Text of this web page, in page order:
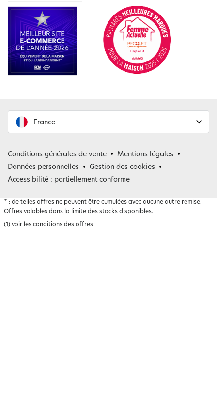
France
Belgique
Conditions générales de vente
Mentions légales
Données personnelles
Gestion des cookies
Accessibilité : partiellement conforme
* : de telles offres ne peuvent être cumulées avec aucune autre remise.
Offres valables dans la limite des stocks disponibles.
(1) voir les conditions des offres